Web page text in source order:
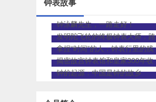
钟表故事
钟泳麟先生，一路走好！
发明陀飞轮的终极钟表大师：路
易•宝玑先生
拿捏“时间”的人：钟表行里的残
疾修表师
揭密故宫钟表馆和皇家300年收
藏
钟的起源：中国是钟的故乡